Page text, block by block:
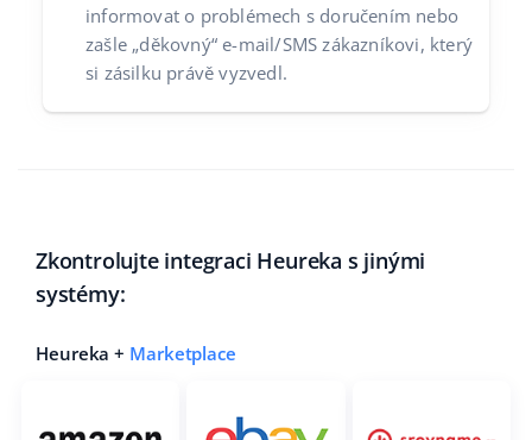
informovat o problémech s doručením nebo
zašle „děkovný“ e-mail/SMS zákazníkovi, který
si zásilku právě vyzvedl.
Zkontrolujte integraci Heureka s jinými
systémy:
Heureka + Marketplace